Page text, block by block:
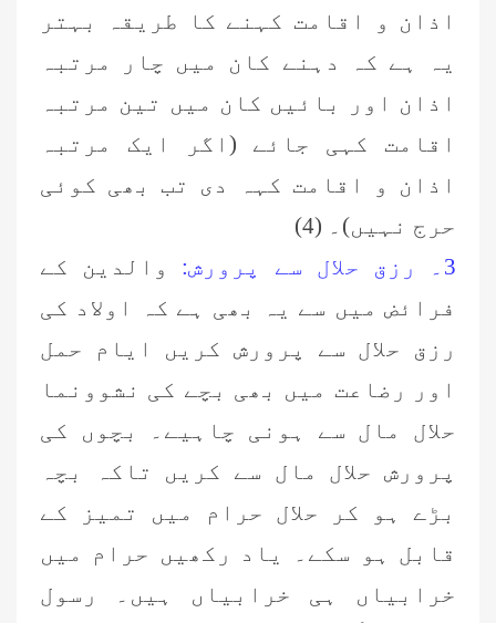
اذان و اقامت کہنے کا طریقہ بہتر
یہ ہے کہ دہنے کان میں چار مرتبہ
اذان اور بائیں کان میں تین مرتبہ
اقامت کہی جا ئے (اگر ایک مرتبہ
اذان و اقامت کہہ دی تب بھی کوئی
حرج نہیں)۔ (4)
3۔ رزق حلال سے پرورش:
والدین کے
فرائض میں سے یہ بھی ہے کہ اولاد کی
رزق حلال سے پرورش کریں ایام حمل
اور رضاعت میں بھی بچے کی نشوونما
حلال مال سے ہونی چاہیے۔ بچوں کی
پرورش حلال مال سے کریں تاکہ بچہ
بڑے ہو کر حلال حرام میں تمیز کے
قابل ہو سکے۔ یاد رکھیں حرام میں
خرابیاں ہی خرابیاں ہیں۔ رسول